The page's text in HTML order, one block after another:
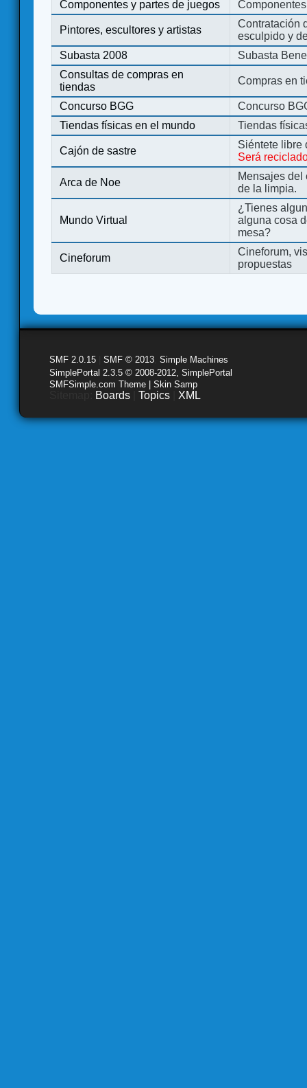
Componentes y partes de juegos
Pintores, escultores y artistas
Contratación
esculpido y
Subasta 2008
Subasta
Consultas de compras en
tiendas
Compras en
Concurso BGG
Concurso
Tiendas físicas en el mundo
Tiendas
Cajón de sastre
Siéntete libre
Será
Arca de Noe
Mensajes del
de la limpia.
Mundo Virtual
¿Tienes
alguna cosa
mesa?
Cineforum
Cineforum,
propuestas
SMF 2.0.15 SMF © 2013 Simple Machines
SimplePortal 2.3.5 © 2008-2012, SimplePortal
SMFSimple.com Theme | Skin Samp
Boards Topics XML